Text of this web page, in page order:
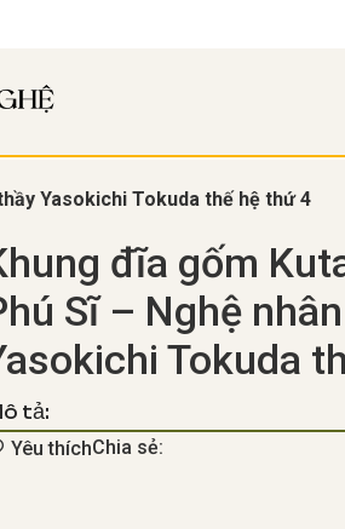
Yasokichi Tokuda thế hệ thứ 4
đĩa gốm
Sĩ – Nghệ
Tokuda
tả:
Yêu thíchChia sẻ: